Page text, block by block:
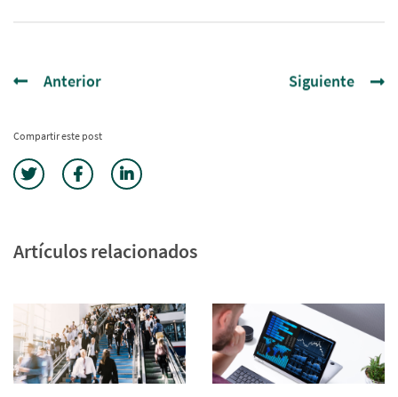
Anterior Siguiente
Compartir este post
Artículos relacionados